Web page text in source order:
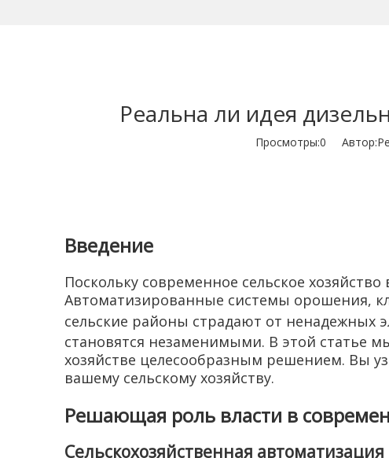
Реальна ли идея
Просмотры:0
Введение
Поскольку современное сельское
Автоматизированные системы орошения,
сельские районы страдают от ненадежных
становятся незаменимыми. В этой статье
хозяйстве целесообразным решением. Вы
вашему сельскому хозяйству.
Решающая роль власти в
Сельскохозяйственная